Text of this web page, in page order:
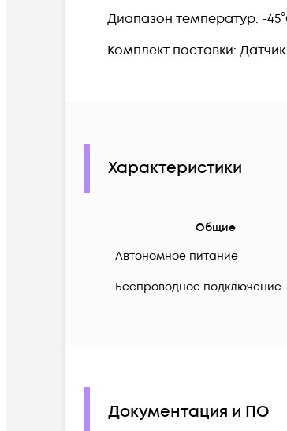
Диапазон температур: -
Комплект поставки:
Характеристики
Общие
Автономное питание
Беспроводное подключение
Документация и ПО